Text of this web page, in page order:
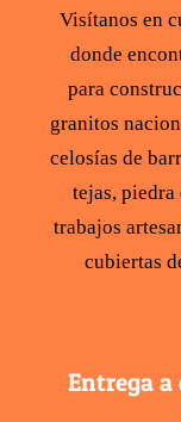
Visítanos en
donde
para
granitos
celosías de
tejas, piedra
trabajos
cubiertas
Entrega